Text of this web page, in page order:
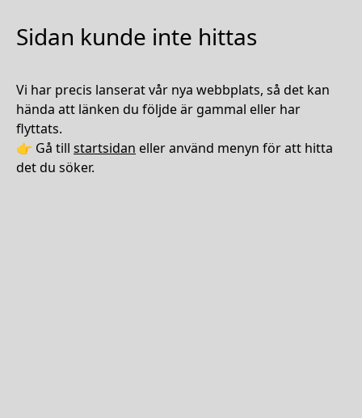
Sidan kunde inte hittas
Vi har precis lanserat vår nya webbplats, så det kan
hända att länken du följde är gammal eller har
flyttats.
👉 Gå till startsidan eller använd menyn för att hitta
det du söker.